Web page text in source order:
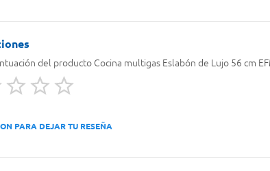
del producto Cocina multigas Eslabón de Lujo 56 cm
PARA DEJAR TU RESEÑA